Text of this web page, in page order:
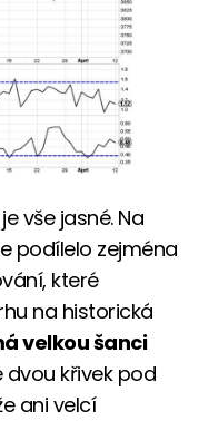
vše jasné. Na
podílelo zejména
které
na historická
velkou šanci
dvou křivek pod
ani velcí